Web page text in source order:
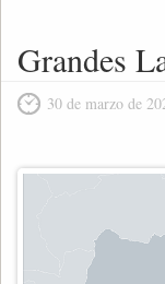
Grandes
30 de marzo de